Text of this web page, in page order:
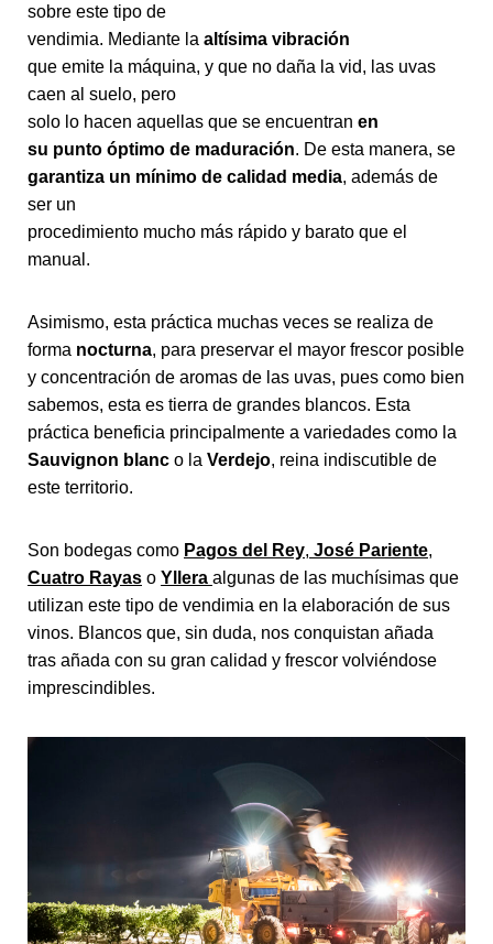
sobre este tipo de
vendimia. Mediante la altísima vibración
que emite la máquina, y que no daña la vid, las uvas
caen al suelo, pero
solo lo hacen aquellas que se encuentran en
su punto óptimo de maduración. De esta manera, se
garantiza un mínimo de calidad media, además de
ser un
procedimiento mucho más rápido y barato que el
manual.
Asimismo, esta práctica muchas veces se realiza de
forma nocturna, para preservar el mayor frescor posible
y concentración de aromas de las uvas, pues como bien
sabemos, esta es tierra de grandes blancos. Esta
práctica beneficia principalmente a variedades como la
Sauvignon blanc o la Verdejo, reina indiscutible de
este territorio.
Son bodegas como Pagos del Rey, José Pariente,
Cuatro Rayas o Yllera algunas de las muchísimas que
utilizan este tipo de vendimia en la elaboración de sus
vinos. Blancos que, sin duda, nos conquistan añada
tras añada con su gran calidad y frescor volviéndose
imprescindibles.